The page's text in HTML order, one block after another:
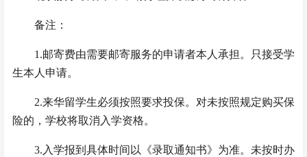
备注：
1.邮寄费由需要邮寄服务的申请者本人承担。只接受学
生本人申请。
2.来华留学生必须按照要求投保。对未按照规定购买保
险的，学校将取消入学资格。
3.入学报到具体时间以《录取通知书》为准。未按时办